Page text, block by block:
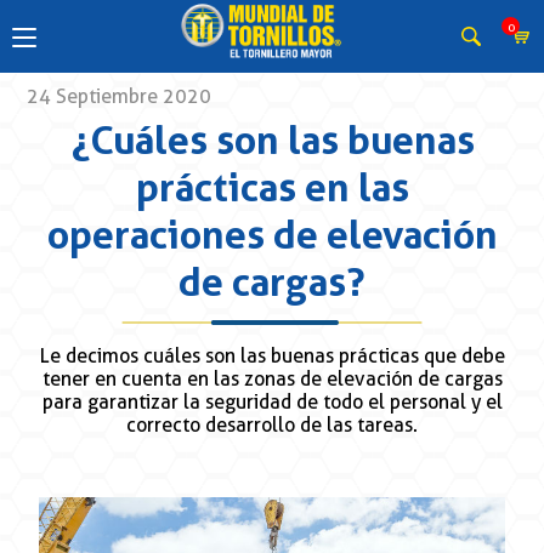
0
24 Septiembre 2020
¿Cuáles son las buenas
prácticas en las
operaciones de elevación
de cargas?
Le decimos cuáles son las buenas prácticas que debe
tener en cuenta en las zonas de elevación de cargas
para garantizar la seguridad de todo el personal y el
correcto desarrollo de las tareas.